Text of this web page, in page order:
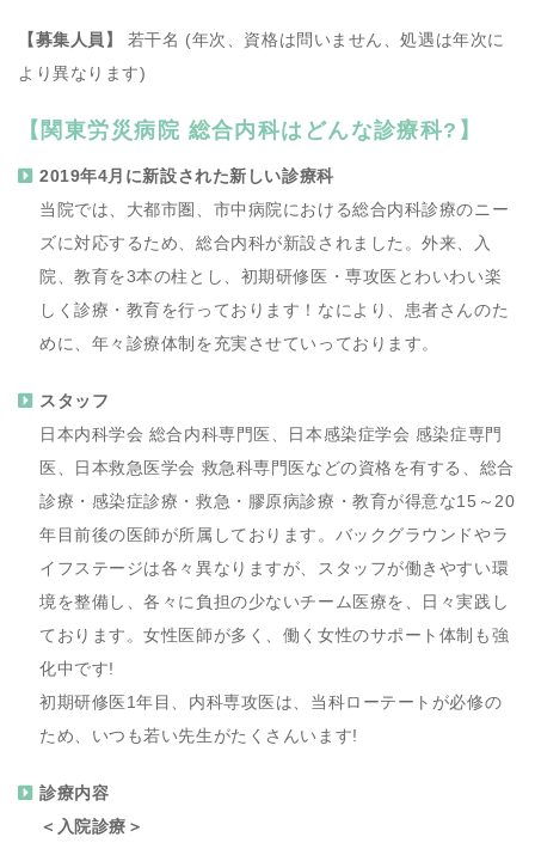
【募集人員】
若干名 (年次、資格は問いません、処遇は年次に
より異なります)
【関東労災病院 総合内科はどんな診療科?】
2019年4月に新設された新しい診療科
当院では、大都市圏、市中病院における総合内科診療のニー
ズに対応するため、総合内科が新設されました。外来、入
院、教育を3本の柱とし、初期研修医・専攻医とわいわい楽
しく診療・教育を行っております！なにより、患者さんのた
めに、年々診療体制を充実させていっております。
スタッフ
日本内科学会 総合内科専門医、日本感染症学会 感染症専門
医、日本救急医学会 救急科専門医などの資格を有する、総合
診療・感染症診療・救急・膠原病診療・教育が得意な15～20
年目前後の医師が所属しております。バックグラウンドやラ
イフステージは各々異なりますが、スタッフが働きやすい環
境を整備し、各々に負担の少ないチーム医療を、日々実践し
ております。女性医師が多く、働く女性のサポート体制も強
化中です!
初期研修医1年目、内科専攻医は、当科ローテートが必修の
ため、いつも若い先生がたくさんいます!
診療内容
＜入院診療＞